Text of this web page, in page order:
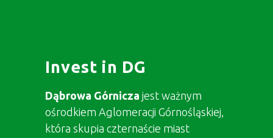
Invest in DG
Dąbrowa Górnicza jest ważnym
ośrodkiem Aglomeracji Górnośląskiej,
która skupia czternaście miast